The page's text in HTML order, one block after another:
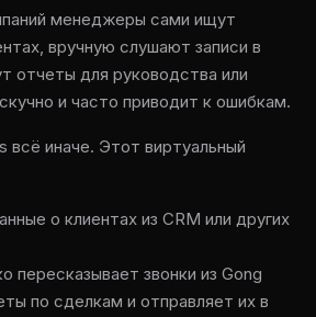
менеджеры сами ищут
вручную слушают записи в
отчеты для руководства или
и часто приводит к ошибкам.
всё иначе. Этот виртуальный
о клиентах из CRM или других
пересказывает звонки из Gong
по сделкам и отправляет их в